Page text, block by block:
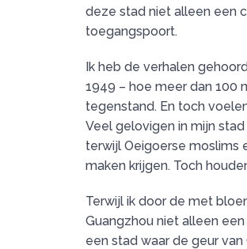
deze stad niet alleen een
toegangspoort.
Ik heb de verhalen
1949 – hoe meer dan 100
tegenstand. En toch
Veel gelovigen in mijn
terwijl Oeigoerse moslims
maken krijgen. Toch
Terwijl ik door de met
Guangzhou niet alleen
een stad waar de geur